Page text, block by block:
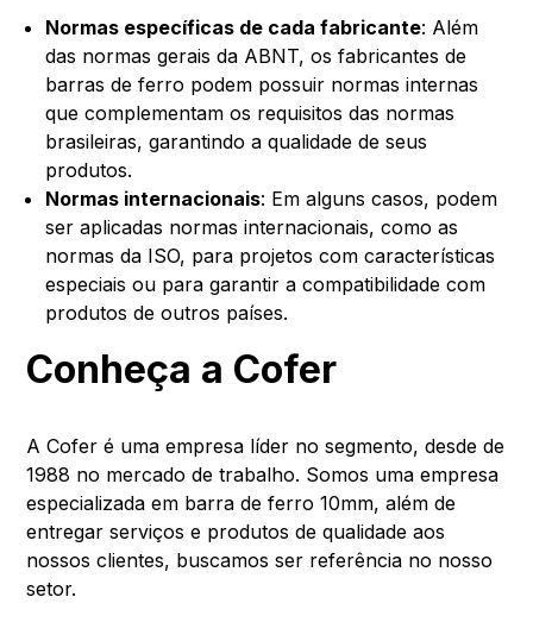
Normas específicas de cada fabricante: Além
das normas gerais da ABNT, os fabricantes de
barras de ferro podem possuir normas internas
que complementam os requisitos das normas
brasileiras, garantindo a qualidade de seus
produtos.
Normas internacionais: Em alguns casos, podem
ser aplicadas normas internacionais, como as
normas da ISO, para projetos com características
especiais ou para garantir a compatibilidade com
produtos de outros países.
Conheça a Cofer
A Cofer é uma empresa líder no segmento, desde de
1988 no mercado de trabalho. Somos uma empresa
especializada em barra de ferro 10mm, além de
entregar serviços e produtos de qualidade aos
nossos clientes, buscamos ser referência no nosso
setor.